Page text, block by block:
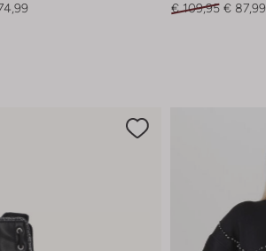
€ 109,95 € 87,99